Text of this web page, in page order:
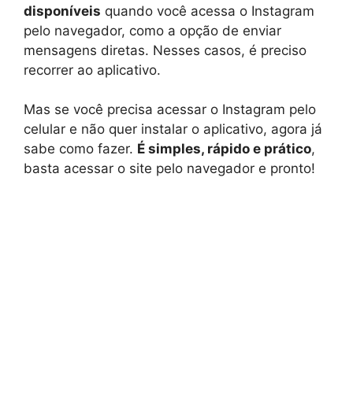
disponíveis quando você acessa o Instagram
pelo navegador, como a opção de enviar
mensagens diretas. Nesses casos, é preciso
recorrer ao aplicativo.
Mas se você precisa acessar o Instagram pelo
celular e não quer instalar o aplicativo, agora já
sabe como fazer. É simples, rápido e prático,
basta acessar o site pelo navegador e pronto!